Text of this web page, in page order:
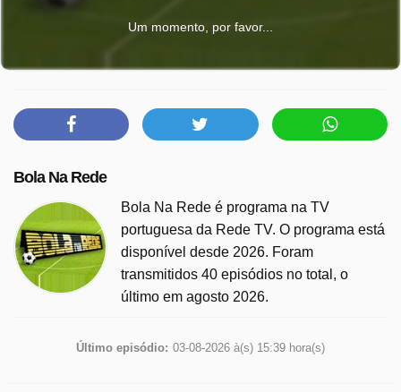
Um momento, por favor...
Bola Na Rede
Bola Na Rede é programa na TV
portuguesa da Rede TV. O programa está
disponível desde 2026. Foram
transmitidos 40 episódios no total, o
último em agosto 2026.
Último episódio: 03-08-2026 à(s) 15:39 hora(s)